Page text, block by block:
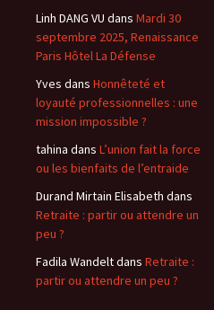
Linh DANG VU dans Mardi 30
septembre 2025, Renaissance
Paris Hôtel La Défense
Yves dans Honnêteté et
loyauté professionnelles : une
mission impossible ?
tahina dans L’union fait la force
ou les bienfaits de l’entraide
Durand Mirtain Elisabeth dans
Retraite : partir ou attendre un
peu ?
Fadila Wandeltdans Retraite :
partir ou attendre un peu ?